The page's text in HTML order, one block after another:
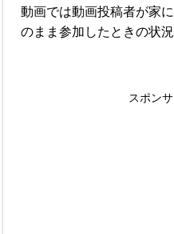
動画では動画投稿者が家
のまま参加したときの状
スポン